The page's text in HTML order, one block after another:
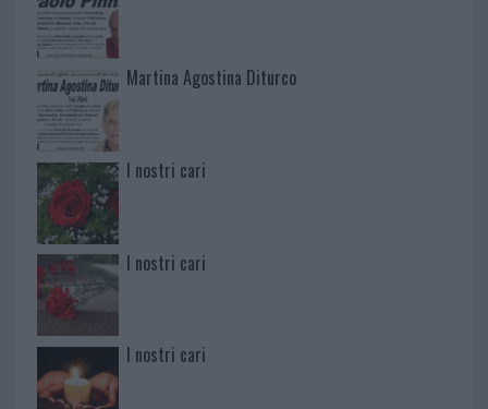
Martina Agostina Diturco
I nostri cari
I nostri cari
I nostri cari